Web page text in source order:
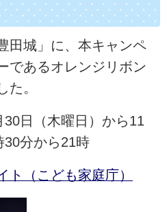
田城」に、本キャンペ
であるオレンジリボン
た。
日（木曜日）から11
30分から21時
ト（こども家庭庁）